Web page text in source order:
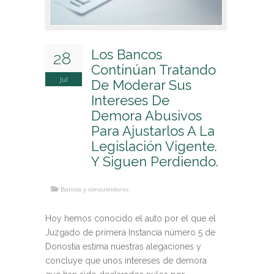
Arrendamientos Urbanos
Servidumbres
Vicios Constructivos
REESTRUCTURACIONES DE DEUDA Y 2ª
OPORTUNIDAD
EMPRESA
Concurso de acreedores
Mediación concursal y Preconcurso
Reestructuración y Refinanciación de deudas
Emprendedores
Consumidores
EMPRESA Y NEGOCIOS
28
Jul
Los Bancos
Continúan Tratando
De Moderar Sus
Intereses De
Demora Abusivos
Para Ajustarlos A La
Legislación Vigente.
Y Siguen Perdiendo.
Bancos y consumidores
Hoy hemos conocido el auto por el que el
Juzgado de primera Instancia número 5 de
Donostia estima nuestras alegaciones y
concluye que unos intereses de demora